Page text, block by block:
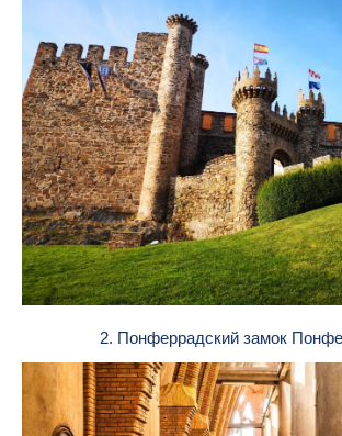
2. Понферрадский замок